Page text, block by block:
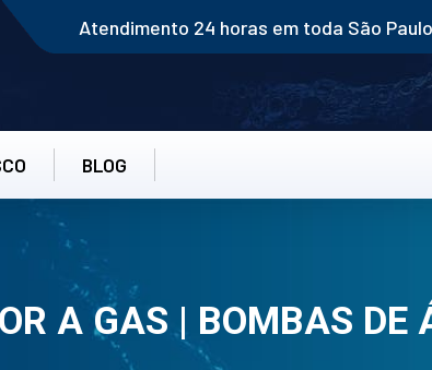
Atendimento 24 horas em toda São Paulo
BLOG
A GAS | BOMBAS